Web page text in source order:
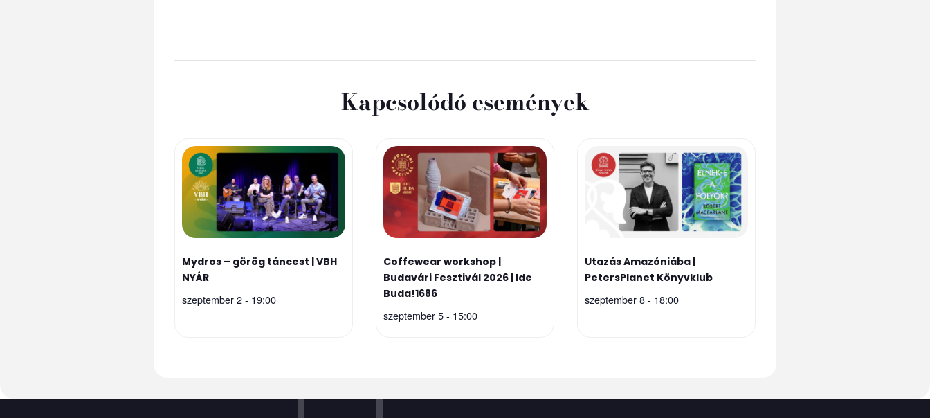
Kapcsolódó események
Mydros – görög táncest | VBH
NYÁR
szeptember 2 - 19:00
Coffewear workshop |
Budavári Fesztivál 2026 | Ide
Buda!1686
szeptember 5 - 15:00
Utazás Amazóniába |
PetersPlanet Könyvklub
szeptember 8 - 18:00